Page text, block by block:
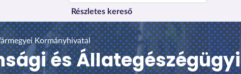
a
Részletes kereső
Kormányhivatal
és Állategészégügyi